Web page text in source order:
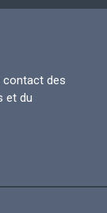
contact des
et du